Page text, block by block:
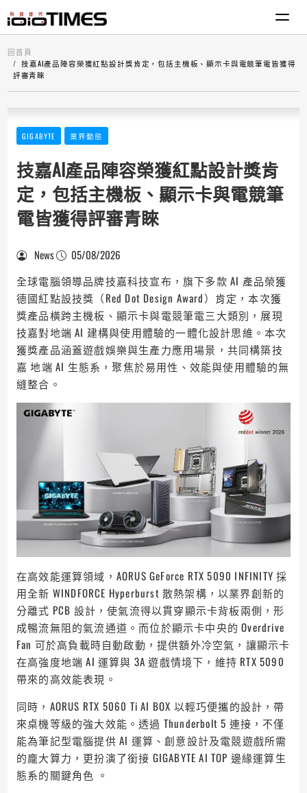
回首頁
技嘉AI產品陣容榮獲紅點設計獎肯定，包括主機板、顯示卡與電競筆電皆獲得
評審青睞
GIGABYTE 業界動態
技嘉AI產品陣容榮獲紅點設計獎肯
定，包括主機板、顯示卡與電競筆
電皆獲得評審青睞
News
05/08/2026
全球電腦領導品牌技嘉科技宣布，旗下多款 AI 產品榮獲
德國紅點設技獎（Red Dot Design Award）肯定，本次獲
獎產品橫跨主機板、顯示卡與電競筆電三大類別，展現
技嘉對地端 AI 建構與使用體驗的一體化設計思維。本次
獲獎產品涵蓋遊戲娛樂與生產力應用場景，共同構築技
嘉 地端 AI 生態系，聚焦於易用性、效能與使用體驗的無
縫整合。
在高效能運算領域，AORUS GeForce RTX 5090 INFINITY 採
用全新 WINDFORCE Hyperburst 散熱架構，以業界創新的
分離式 PCB 設計，使氣流得以貫穿顯示卡背板兩側，形
成暢流無阻的氣流通道。而位於顯示卡中央的 Overdrive
Fan 可於高負載時自動啟動，提供額外冷空氣，讓顯示卡
在高強度地端 AI 運算與 3A 遊戲情境下，維持 RTX 5090
帶來的高效能表現。
同時，AORUS RTX 5060 Ti AI BOX 以輕巧便攜的設計，帶
來桌機等級的強大效能。透過 Thunderbolt 5 連接，不僅
能為筆記型電腦提供 AI 運算、創意設計及電競遊戲所需
的龐大算力，更扮演了銜接 GIGABYTE AI TOP 邊緣運算生
態系的關鍵角色 。